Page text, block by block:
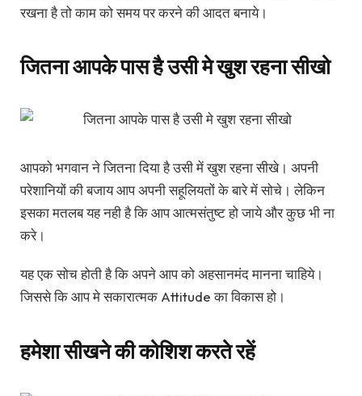
रखना है तो काम को समय पर करने की आदत बनाये।
जितना आपके पास है उसी मे खुश रहना सीखो
आपको भगवान ने जितना दिया है उसी में खुश रहना सीखे। अपनी
परेशानियों की बजाय आप अपनी सहूलियतों के बारे में सोचे। लेकिन
इसका मतलब यह नही है कि आप आत्मसंतुष्ट हो जाये और कुछ भी ना
करे।
यह एक सोच होती है कि अपने आप को अहसानमंद मानना चाहिये।
जिससे कि आप मे सकारात्मक Attitude का विकास हो।
हमेशा सीखने की कोशिश करते रहें